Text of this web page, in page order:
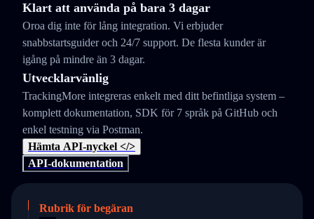
Klart att använda på bara 3 dagar
Oroa dig inte för lång integration. Vi erbjuder
snabbstartsguider och 24/7 support. De flesta kunder är
igång på mindre än 3 dagar.
Utvecklarvänlig
TrackingMore integreras enkelt med ditt befintliga system –
komplett dokumentation, SDK för 7 språk på GitHub och
enkel testning via Postman.
Hämta API-nyckel </>
API-dokumentation
Rubrik för begäran